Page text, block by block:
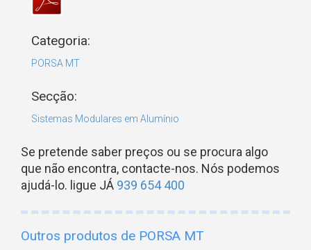
Categoria:
PORSA MT
Secção:
Sistemas Modulares em Alumínio
Se pretende saber preços ou se procura algo
que não encontra, contacte-nos. Nós podemos
ajudá-lo. ligue JÁ 939 654 400
Outros produtos de PORSA MT